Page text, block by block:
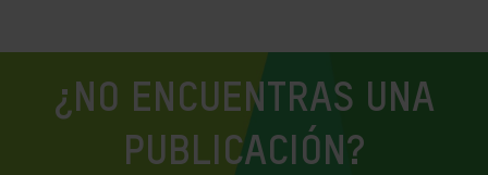
¿NO ENCUENTRAS UNA
PUBLICACIÓN?